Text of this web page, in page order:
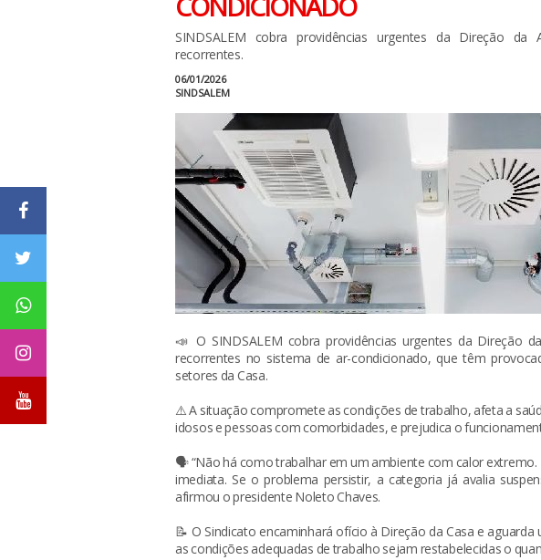
SINDSALEM cobra providências urgentes da Direção da
recorrentes.
06/01/2026
SINDSALEM
📣 O SINDSALEM cobra providências urgentes da Direção
recorrentes no sistema de ar-condicionado, que têm
setores da Casa.
⚠️ A situação compromete as condições de trabalho, afeta a
idosos e pessoas com comorbidades, e prejudica o
🗣️ “Não há como trabalhar em um ambiente com calor
imediata. Se o problema persistir, a categoria já avalia
afirmou o presidente Noleto Chaves.
📝 O Sindicato encaminhará ofício à Direção da Casa e
as condições adequadas de trabalho sejam restabelecidas o